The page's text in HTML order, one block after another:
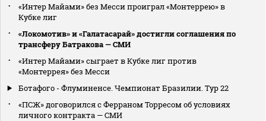
«Интер Майами» без Месси проиграл «Монтеррею» в
Кубке лиг
«Локомотив» и «Галатасарай» достигли соглашения по
трансферу Батракова — СМИ
«Интер Майами» сыграет в Кубке лиг против
«Монтеррея» без Месси
Ботафого - Флуминенсе. Чемпионат Бразилии. Тур 22
«ПСЖ» договорился с Ферраном Торресом об условиях
личного контракта — СМИ